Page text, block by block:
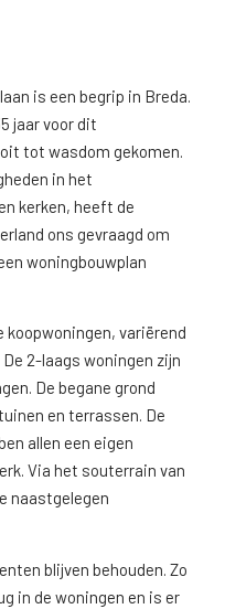
is een begrip in Breda.
jaar voor dit
tot wasdom gekomen.
in het
kerken, heeft de
ons gevraagd om
woningbouwplan
variërend
2-laags woningen zijn
De begane grond
en terrassen. De
allen een eigen
Via het souterrain van
naastgelegen
blijven behouden. Zo
in de woningen en is er